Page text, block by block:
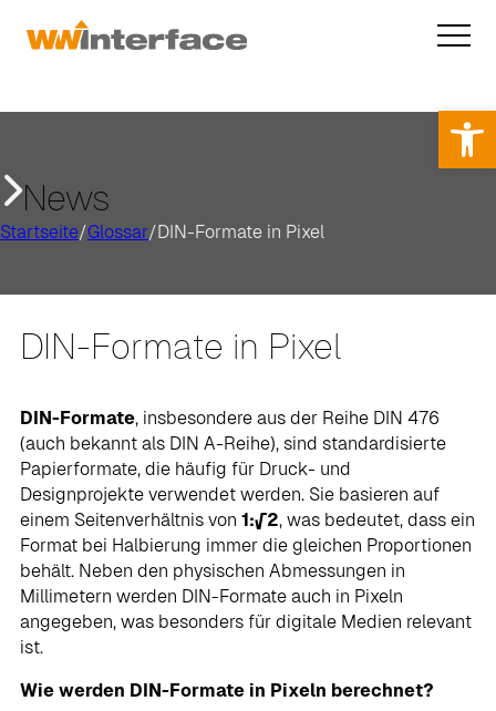
News
Startseite/Glossar/DIN-Formate in Pixel
DIN-Formate in Pixel
DIN-Formate, insbesondere aus der Reihe DIN 476
(auch bekannt als DIN A-Reihe), sind standardisierte
Papierformate, die häufig für Druck- und
Designprojekte verwendet werden. Sie basieren auf
einem Seitenverhältnis von1:√2, was bedeutet, dass ein
Format bei Halbierung immer die gleichen Proportionen
behält. Neben den physischen Abmessungen in
Millimetern werden DIN-Formate auch in Pixeln
angegeben, was besonders für digitale Medien relevant
ist.
Wie werden DIN-Formate in Pixeln berechnet?